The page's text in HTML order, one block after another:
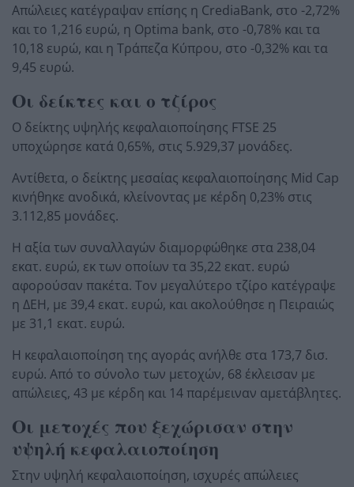
Απώλειες κατέγραψαν επίσης η CrediaBank, στο -2,72%
και το 1,216 ευρώ, η Optima bank, στο -0,78% και τα
10,18 ευρώ, και η Τράπεζα Κύπρου, στο -0,32% και τα
9,45 ευρώ.
Οι δείκτες και ο τζίρος
Ο δείκτης υψηλής κεφαλαιοποίησης FTSE 25
υποχώρησε κατά 0,65%, στις 5.929,37 μονάδες.
Αντίθετα, ο δείκτης μεσαίας κεφαλαιοποίησης Mid Cap
κινήθηκε ανοδικά, κλείνοντας με κέρδη 0,23% στις
3.112,85 μονάδες.
Η αξία των συναλλαγών διαμορφώθηκε στα 238,04
εκατ. ευρώ, εκ των οποίων τα 35,22 εκατ. ευρώ
αφορούσαν πακέτα. Τον μεγαλύτερο τζίρο κατέγραψε
η ΔΕΗ, με 39,4 εκατ. ευρώ, και ακολούθησε η Πειραιώς
με 31,1 εκατ. ευρώ.
Η κεφαλαιοποίηση της αγοράς ανήλθε στα 173,7 δισ.
ευρώ. Από το σύνολο των μετοχών, 68 έκλεισαν με
απώλειες, 43 με κέρδη και 14 παρέμειναν αμετάβλητες.
Οι μετοχές που ξεχώρισαν στην
υψηλή κεφαλαιοποίηση
Στην υψηλή κεφαλαιοποίηση, ισχυρές απώλειες